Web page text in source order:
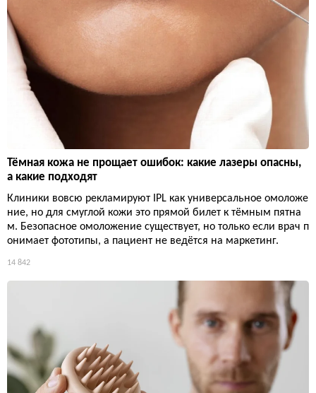
Тёмная кожа не прощает ошибок: какие лазеры опасны,
а какие подходят
Клиники вовсю рекламируют IPL как универсальное омоложе
ние, но для смуглой кожи это прямой билет к тёмным пятна
м. Безопасное омоложение существует, но только если врач п
онимает фототипы, а пациент не ведётся на маркетинг.
14 842